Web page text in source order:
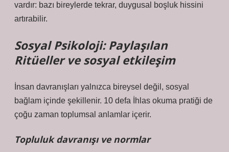
vardır: bazı bireylerde tekrar, duygusal boşluk hissini
artırabilir.
Sosyal Psikoloji: Paylaşılan
Ritüeller vesosyal etkileşim
İnsan davranışları yalnızca bireysel değil, sosyal
bağlam içinde şekillenir. 10 defa İhlas okuma pratiği de
çoğu zaman toplumsal anlamlar içerir.
Topluluk davranışı ve normlar